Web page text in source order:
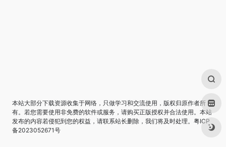
本站大部分下载资源收集于网络，只做学习和交流使用，版权归原作者所
有。若您需要使用非免费的软件或服务，请购买正版授权并合法使用。本站
发布的内容若侵犯到您的权益，请联系站长删除，我们将及时处理。 粤ICP
备2023052671号